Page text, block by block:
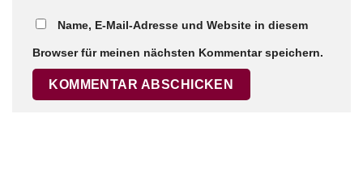
Name, E-Mail-Adresse und Website in diesem
Browser für meinen nächsten Kommentar speichern.